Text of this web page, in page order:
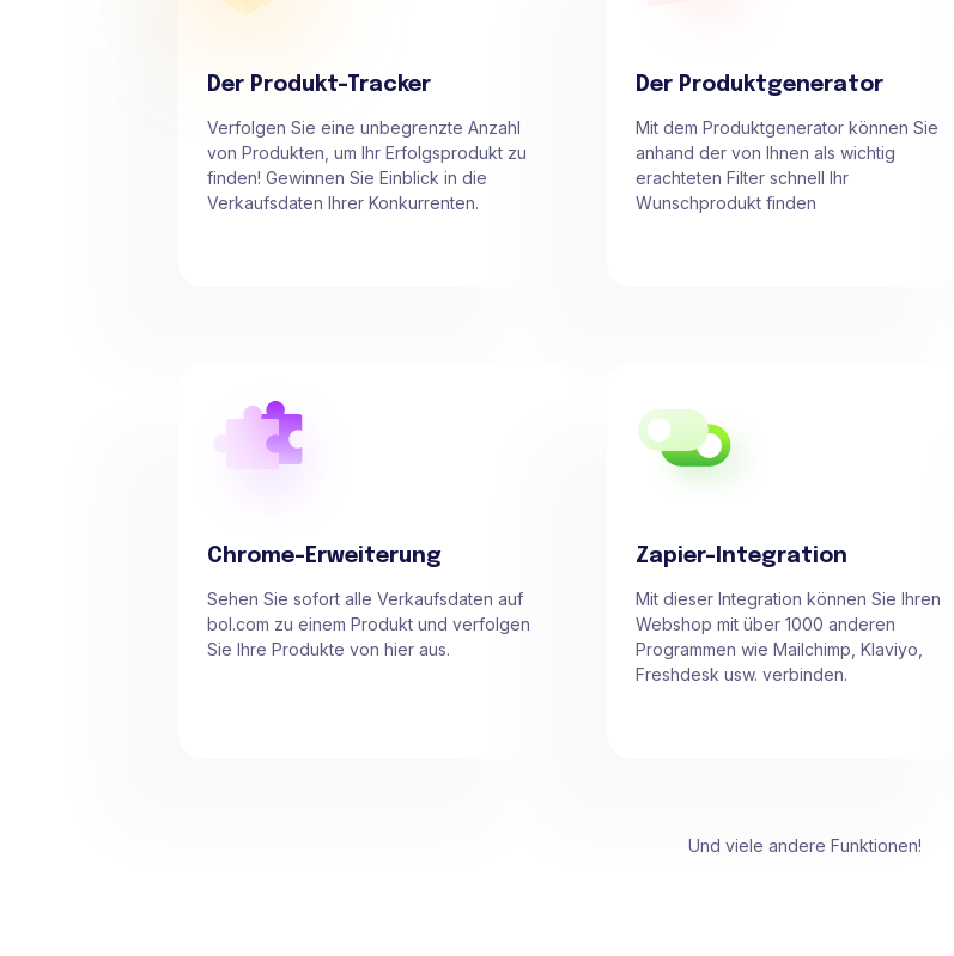
Der Produkt-Tracker
Verfolgen Sie eine unbegrenzte Anzahl
von Produkten, um Ihr Erfolgsprodukt zu
finden! Gewinnen Sie Einblick in die
Verkaufsdaten Ihrer Konkurrenten.
Der Produktgenerator
Mit dem Produktgenerator können Sie
anhand der von Ihnen als wichtig
erachteten Filter schnell Ihr
Wunschprodukt finden
Chrome-Erweiterung
Sehen Sie sofort alle Verkaufsdaten auf
bol.com zu einem Produkt und verfolgen
Sie Ihre Produkte von hier aus.
Zapier-Integration
Mit dieser Integration können Sie Ihren
Webshop mit über 1000 anderen
Programmen wie Mailchimp, Klaviyo,
Freshdesk usw. verbinden.
Und viele andere Funktionen!